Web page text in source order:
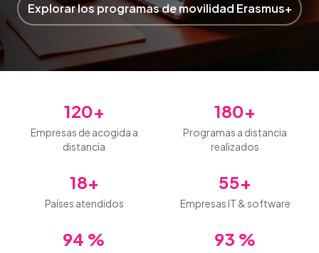
Explorar los programas de movilidad Erasmus+
120+
Empresas de acogida a
distancia
180+
Programas a distancia
realizados
18+
Países atendidos
55+
Empresas IT & software
94 % 93 %